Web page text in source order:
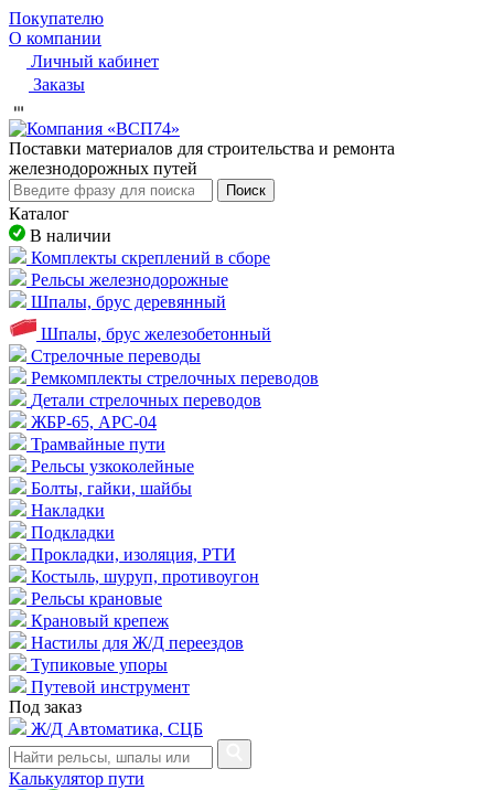
Покупателю
О компании
Личный кабинет
Заказы
Пocтaвки мaтepиaлoв для cтpoитeльcтвa и peмoнтa
жeлeзнoдopoжныx путeй
Поиск
Каталог
В наличии
Комплекты скреплений в сборе
Рельсы железнодорожные
Шпалы, брус деревянный
Шпалы, брус железобетонный
Стрелочные переводы
Ремкомплекты стрелочных переводов
Детали стрелочных переводов
ЖБР-65, АРС-04
Трамвайные пути
Рельсы узкоколейные
Болты, гайки, шайбы
Накладки
Подкладки
Прокладки, изоляция, РТИ
Костыль, шуруп, противоугон
Рельсы крановые
Крановый крепеж
Настилы для Ж/Д переездов
Тупиковые упоры
Путевой инструмент
Под заказ
Ж/Д Автоматика, СЦБ
Калькулятор пути